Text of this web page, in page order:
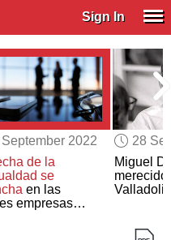
Sign In
2022
de la
se
en las
empresas
28
Miguel
merecido
Valladolid